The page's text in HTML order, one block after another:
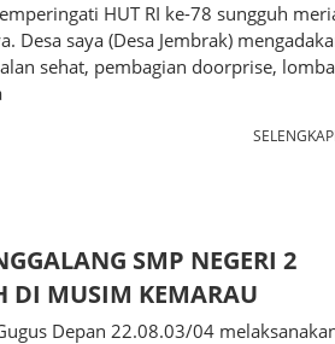
HUT RI ke-78 sungguh
Desa saya (Desa Jembrak)
sehat, pembagian doorprise,
SMP NEGERI 2
DI MUSIM KEMARAU
Depan 22.08.03/04